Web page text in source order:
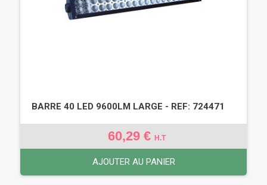
BARRE 40 LED 9600LM LARGE - REF: 724471
60,29 € H.T
AJOUTER AU PANIER